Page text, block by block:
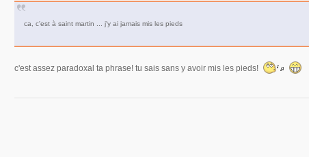
ca, c'est à saint martin ... j'y ai jamais mis les pieds
c'est assez paradoxal ta phrase! tu sais sans y avoir mis les pieds!